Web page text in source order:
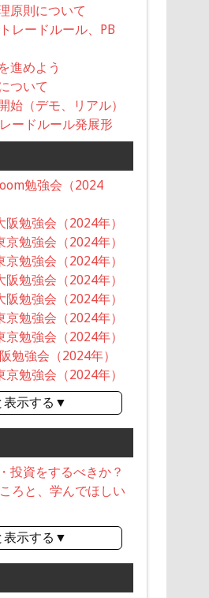
原則について
レードルール、PB
進めよう
ついて
始（デモ、リアル）
ードルール発展形
勉強会（2024
阪勉強会（2024年）
京勉強会（2024年）
京勉強会（2024年）
阪勉強会（2024年）
阪勉強会（2024年）
京勉強会（2024年）
京勉強会（2024年）
勉強会（2024年）
京勉強会（2024年）
表示する▼
投資をするべきか？
ろと、学んでほしい
表示する▼